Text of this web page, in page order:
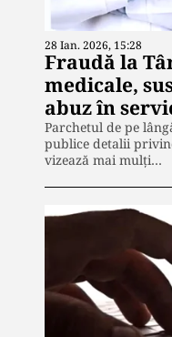
28 Ian. 2026, 15:28
Fraudă la
medicale,
abuz în
Parchetul de pe
publice detalii
vizează mai mulți…